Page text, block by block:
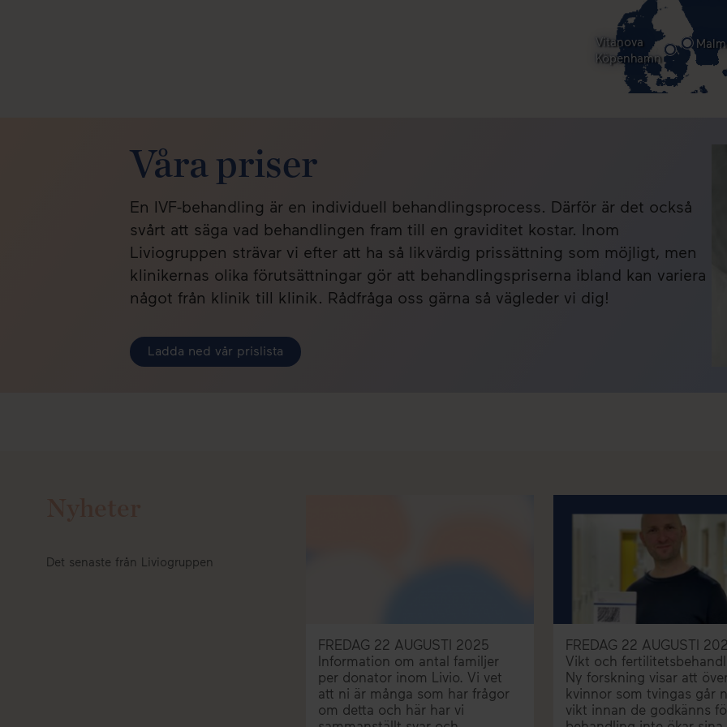
Vitanova
Köpenhamn
Våra priser
En IVF-behandling är en individuell behandlingsprocess. Därför är det också
svårt att säga vad behandlingen fram till en graviditet kostar. Inom
Liviogruppen strävar vi efter att ha så likvärdig prissättning som möjligt, men
klinikernas olika förutsättningar gör att behandlingspriserna ibland kan variera
något från klinik till klinik. Rådfråga oss gärna så vägleder vi dig!
Ladda ned vår prislista
Det senaste från Liviogruppen
FREDAG 22 AUGUSTI 2025
Information om antal familjer
per donator inom Livio. Vi vet
att ni är många som har frågor
om detta och här har vi
FREDAG 22 AUGUSTI
Vikt och
Ny forskning visar att
kvinnor som tvingas går
vikt innan de godkänns